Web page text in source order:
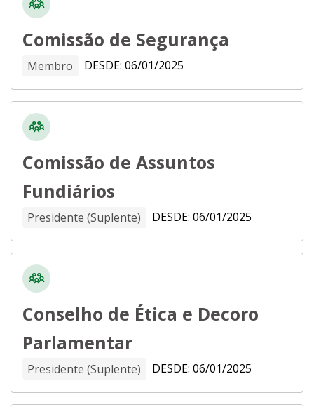
Comissão de Segurança
Membro DESDE: 06/01/2025
Comissão de Assuntos
Fundiários
Presidente (Suplente) DESDE: 06/01/2025
Conselho de Ética e Decoro
Parlamentar
Presidente (Suplente) DESDE: 06/01/2025